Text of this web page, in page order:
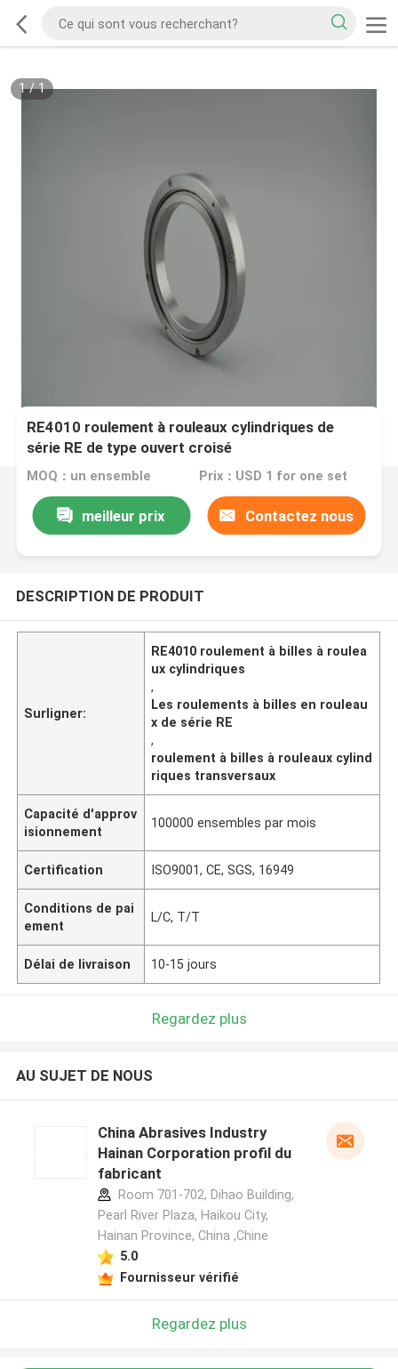
1/1
RE4010 roulement à rouleaux cylindriques de
série RE de type ouvert croisé
MOQ：un ensemble Prix：USD 1 for one set
meilleur prix Contactez nous
DESCRIPTION DE PRODUIT
Surligner:
RE4010 roulement à billes à roulea
ux cylindriques
,
Les roulements à billes en rouleau
x de série RE
,
roulement à billes à rouleaux cylind
riques transversaux
Capacité d'approv
isionnement
100000 ensembles par mois
Certification ISO9001, CE, SGS, 16949
Conditions de pai
ement
L/C, T/T
Délai de livraison 10-15 jours
Regardez plus
AU SUJET DE NOUS
China Abrasives Industry
Hainan Corporation profil du
fabricant
Room 701-702, Dihao Building,
Pearl River Plaza, Haikou City,
Hainan Province, China ,Chine
5.0
Fournisseur vérifié
Regardez plus